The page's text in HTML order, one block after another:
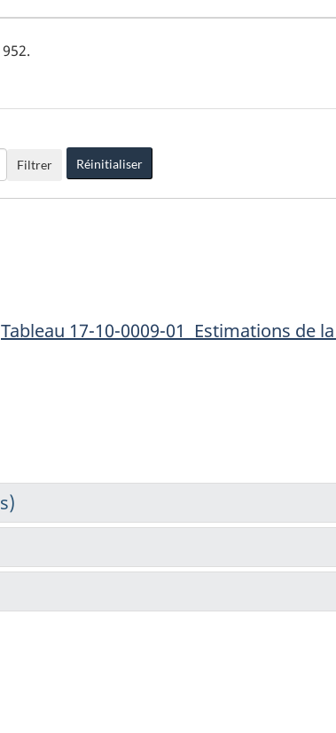
952.
Filtrer Réinitialiser
Tableau 17-10-0009-01 Estimations de